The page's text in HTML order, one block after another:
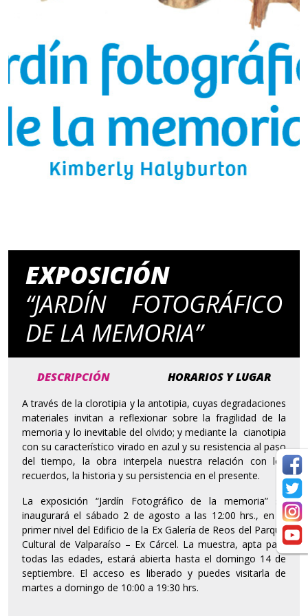
EXPOSICIÓN
“JARDÍN FOTOGRÁFICO
DE LA MEMORIA”
DESCRIPCIÓN HORARIOS Y LUGAR
A través de la clorotipia y la antotipia, cuyas degradaciones
materiales invitan a reflexionar sobre la fragilidad de la
memoria y lo inevitable del olvido; y mediante la cianotipia
con su característico virado en azul y su resistencia al paso
del tiempo, la obra interpela nuestra relación con los
recuerdos, la historia y su persistencia en el presente.
La exposición “Jardín Fotográfico de la memoria” se
inaugurará el sábado 2 de agosto a las 12:00 hrs., en el
primer nivel del Edificio de la Ex Galería de Reos del Parque
Cultural de Valparaíso – Ex Cárcel. La muestra, apta para
todas las edades, estará abierta hasta el domingo 14 de
septiembre. El acceso es liberado y puedes visitarla de
martes a domingo de 10:00 a 19:30 hrs.